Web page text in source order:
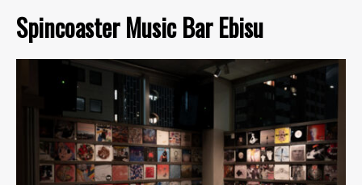
Spincoaster Music Bar Ebisu